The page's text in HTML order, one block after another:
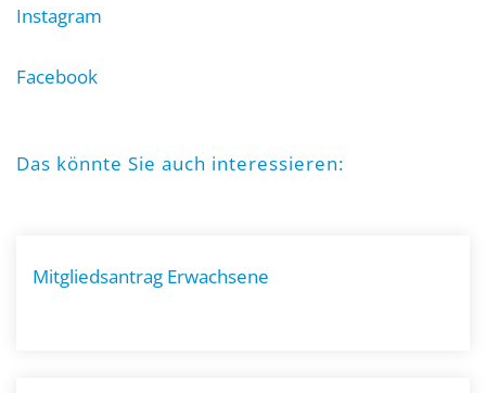
Instagram
Facebook
Das könnte Sie auch interessieren:
Mitgliedsantrag Erwachsene